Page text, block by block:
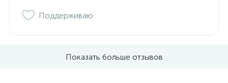
Поддерживаю
Показать больше отзывов